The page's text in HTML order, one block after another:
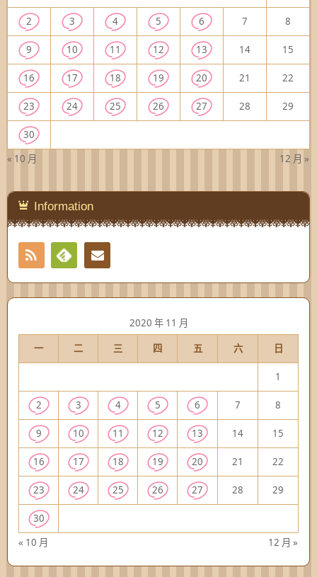
« 10 月 12 月 »
2 3 4 5 6 7 8
9 10 11 12 13 14 15
16 17 18 19 20 21 22
23 24 25 26 27 28 29
30
Information
RSS
Feedly
2020 年 11 月
一
二 三 四 五 六 日
« 10 月 12 月 »
1
2 3 4 5 6 7 8
9 10 11 12 13 14 15
16 17 18 19 20 21 22
23 24 25 26 27 28 29
30